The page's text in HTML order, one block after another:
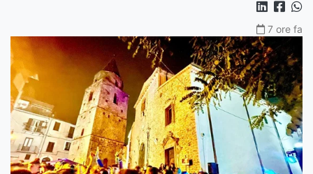
7 ore fa